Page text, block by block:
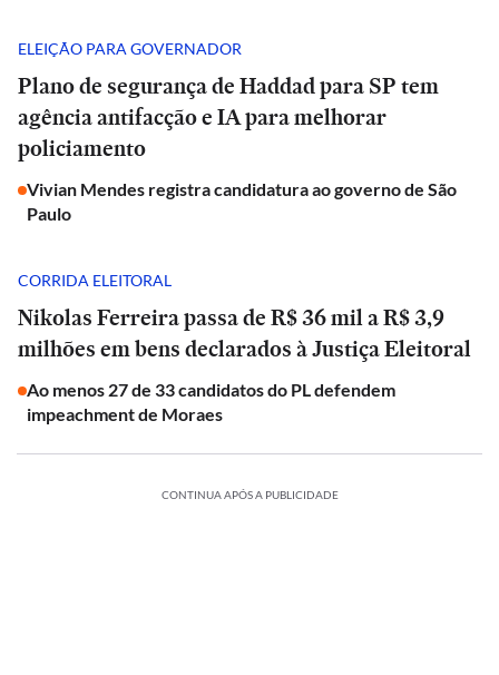
ELEIÇÃO PARA GOVERNADOR
Plano de segurança de Haddad para SP tem
agência antifacção e IA para melhorar
policiamento
Vivian Mendes registra candidatura ao governo de São
Paulo
CORRIDA ELEITORAL
Nikolas Ferreira passa de R$ 36 mil a R$ 3,9
milhões em bens declarados à Justiça Eleitoral
Ao menos 27 de 33 candidatos do PL defendem
impeachment de Moraes
CONTINUA APÓS A PUBLICIDADE